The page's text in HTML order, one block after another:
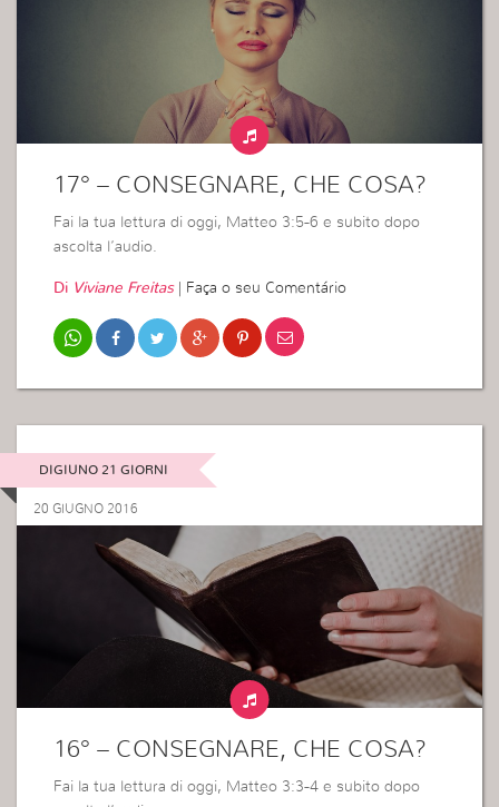
17° – CONSEGNARE, CHE COSA?
Fai la tua lettura di oggi, Matteo 3:5-6 e subito dopo
ascolta l’audio.
Di Viviane Freitas| Faça o seu Comentário
DIGIUNO 21 GIORNI
20 GIUGNO 2016
16° – CONSEGNARE, CHE COSA?
Fai la tua lettura di oggi, Matteo 3:3-4 e subito dopo